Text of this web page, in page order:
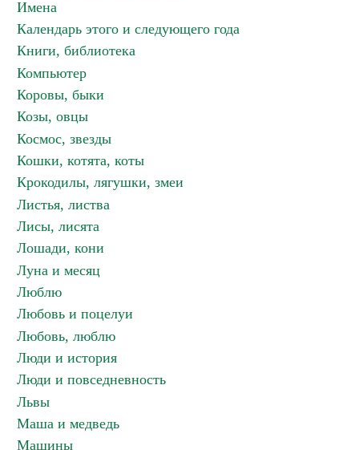
Имена
Календарь этого и следующего года
Книги, библиотека
Компьютер
Коровы, быки
Козы, овцы
Космос, звезды
Кошки, котята, коты
Крокодилы, лягушки, змеи
Листья, листва
Лисы, лисята
Лошади, кони
Луна и месяц
Люблю
Любовь и поцелуи
Любовь, люблю
Люди и история
Люди и повседневность
Львы
Маша и медведь
Машины